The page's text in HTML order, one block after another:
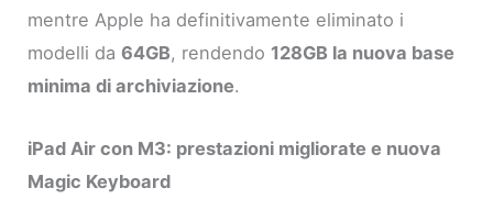
mentre Apple ha definitivamente eliminato i
modelli da64GB, rendendo 128GB la nuova base
minima di archiviazione.
iPad Air con M3: prestazioni migliorate e nuova
Magic Keyboard